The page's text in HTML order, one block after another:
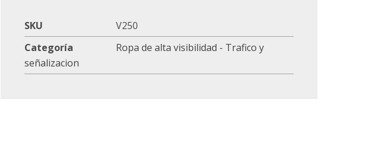
SKU
V250
Categoría
Ropa de alta visibilidad - Trafico y
señalizacion